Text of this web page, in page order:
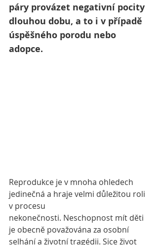
páry provázet negativní pocity
dlouhou dobu, a to i v případě
úspěšného porodu nebo
adopce.
Reprodukce je v mnoha ohledech
jedinečná a hraje velmi důležitou roli
v procesu
nekonečnosti. Neschopnost mít děti
je obecně považována za osobní
selhání a životní tragédii. Sice život